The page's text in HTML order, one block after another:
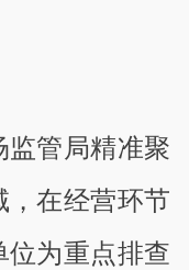
监管局精准聚
，在经营环节
位为重点排查